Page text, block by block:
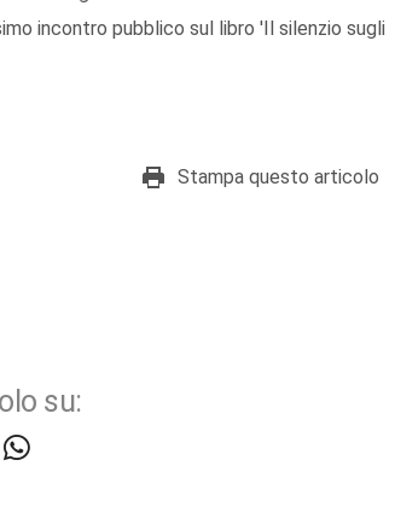
incontro pubblico sul libro 'Il silenzio sugli
Stampa questo articolo
su: